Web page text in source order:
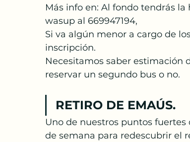
Más info en: Al fondo tendrás
wasup al 669947194,
Si va algún menor a cargo de
inscripción.
Necesitamos saber estimación
reservar un segundo bus o no.
RETIRO DE EMAÚS.
Uno de nuestros puntos
de semana para redescubrir el